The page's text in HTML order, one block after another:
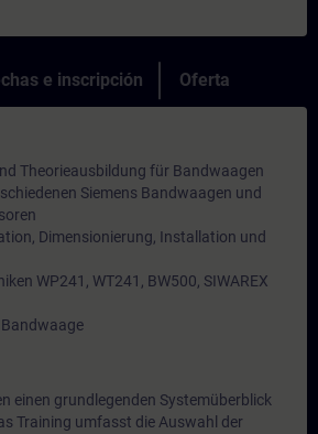
e inscripción Oferta
Theorieausbildung für Bandwaagen
Siemens Bandwaagen und
Dimensionierung, Installation und
WP241, WT241, BW500, SIWAREX
einen grundlegenden Systemüberblick
Training umfasst die Auswahl der